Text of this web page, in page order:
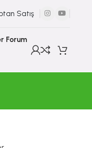
Satış
Forum